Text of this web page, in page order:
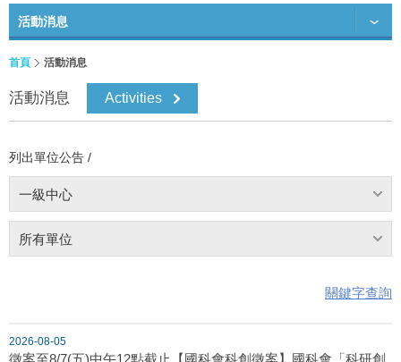
活動消息
首頁 活動消息
活動消息 Activities
列出單位公告 /
一級中心
所有單位
關鍵字查詢
2026-08-05
徵案至8/7(五)中午12點截止【國科會科創徵案】國科會「科研創